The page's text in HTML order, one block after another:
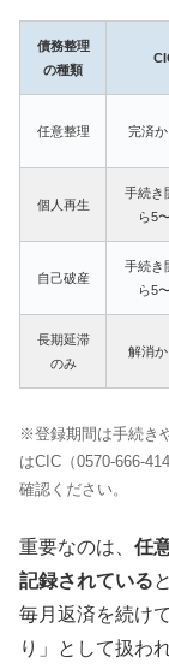
債務整理
の種類
任意整理 完済
個人再生
手続き
ら5
自己破産
手続き
ら5
長期延滞
のみ
解消
※登録期間は手続き
はCIC（0570-666-
確認ください。
重要なのは、 任
記録されている
毎月返済を続け
り」として扱わ